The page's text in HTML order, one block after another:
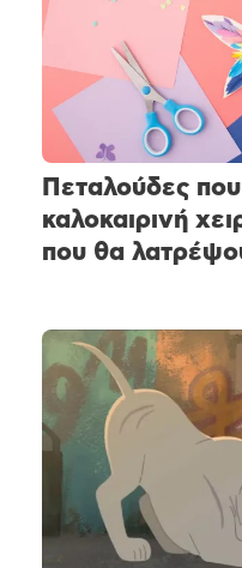
Πεταλούδες
καλοκαιρινή
που θα